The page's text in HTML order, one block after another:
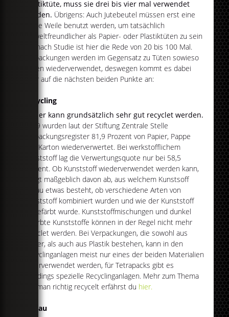
Plastiktüte, muss sie drei bis vier mal verwendet
werden. Übrigens: Auch Jutebeutel müssen erst eine
ganze Weile benutzt werden, um tatsächlich
umweltfreundlicher als Papier- oder Plastiktüten zu sein
- je nach Studie ist hier die Rede von 20 bis 100 Mal.
Verpackungen werden im Gegensatz zu Tüten sowieso
selten wiederverwendet, deswegen kommt es dabei
eher auf die nächsten beiden Punkte an:
Recycling
Papier kann grundsätzlich sehr gut recyclet werden.
2019 wurden laut der Stiftung Zentrale Stelle
Verpackungsregister 81,9 Prozent von Papier, Pappe
und Karton wiederverwertet. Bei werkstofflichem
Kunststoff lag die Verwertungsquote nur bei 58,5
Prozent. Ob Kunststoff wiederverwendet werden kann,
hängt maßgeblich davon ab, aus welchem Kunstsoff
genau etwas besteht, ob verschiedene Arten von
Kunststoff kombiniert wurden und wie der Kunststoff
eingefärbt wurde. Kunststoffmischungen und dunkel
gefärbte Kunststoffe können in der Regel nicht mehr
recyclet werden. Bei Verpackungen, die sowohl aus
Papier, als auch aus Plastik bestehen, kann in den
Recyclinganlagen meist nur eines der beiden Materialien
widerverwendet werden, für Tetrapacks gibt es
allerdings spezielle Recyclinganlagen. Mehr zum Thema
wie man richtig recycelt erfährst du hier.
Abbau